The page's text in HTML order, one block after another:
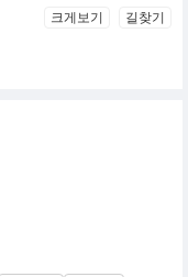
크게보기 길찾기